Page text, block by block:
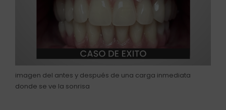
imagen del antes y después de una carga inmediata
donde se ve la sonrisa